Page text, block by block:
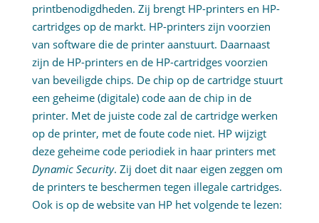
printbenodigdheden. Zij brengt HP-printers en HP-
cartridges op de markt. HP-printers zijn voorzien
van software die de printer aanstuurt. Daarnaast
zijn de HP-printers en de HP-cartridges voorzien
van beveiligde chips. De chip op de cartridge stuurt
een geheime (digitale) code aan de chip in de
printer. Met de juiste code zal de cartridge werken
op de printer, met de foute code niet. HP wijzigt
deze geheime code periodiek in haar printers met
Dynamic Security. Zij doet dit naar eigen zeggen om
de printers te beschermen tegen illegale cartridges.
Ook is op de website van HP het volgende te lezen: